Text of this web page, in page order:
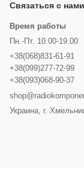
Связаться с нами
Время работы
Пн.-Пт. 10.00-19.00
+38(068)831-61-91
+38(099)277-72-99
+38(093)068-90-37
Украина, г.